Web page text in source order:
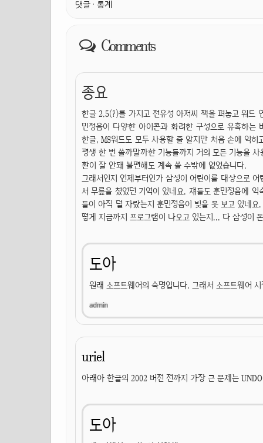
댓글 · 통계
Comments
종요
한글 2.5(?)를 가지고 전유성 아저씨 책을 펴놓고 워드
민정음이 다양한 아이콘과 화려한 구성으로 유혹하는
한글, MS워드도 모두 사용할 줄 알지만 처음 손에 익
평생 한 번 쓸까말까한 기능들까지 거의 모든 기능을
환이 잘 안돼 불편해도 계속 쓸 수밖에 없었습니다.
그래서인지 언제부터인가 삼성이 어린이를 대상으로
서 무릎을 쳤었던 기억이 있네요. 쟤들도 훈민정음에
들이 아직 덜 자랐는지 훈민정음이 빛을 못 보고 있네
떻게 지금까지 프로그램이 나오고 있는지... 다 삼성이
도아
원래 소프트웨어의 숙명입니다. 그래서 소프트웨어
uriel
아래아 한글의 2002 버전 전까지 가장 큰 문제는
도아